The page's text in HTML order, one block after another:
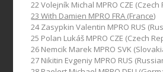
22 Volejník Michal MPRO CZE (Czech
23 With Damien MPRO FRA (France)
24 Zasypkin Valentin MPRO RUS
25 Polan Lukáš MPRO CZE (Czech
26 Nemcik Marek MPRO SVK
27 Nikitin Evgeniy MPRO RUS